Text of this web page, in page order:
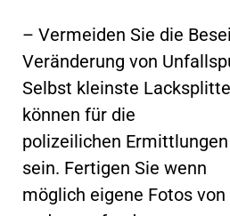
– Vermeiden Sie die
Veränderung von
Selbst kleinste
können für die
polizeilichen
sein. Fertigen Sie wenn
möglich eigene Fotos